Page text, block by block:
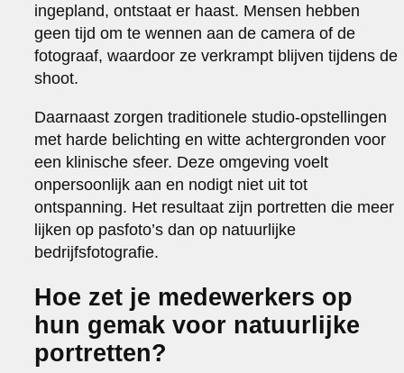
ingepland, ontstaat er haast. Mensen hebben
geen tijd om te wennen aan de camera of de
fotograaf, waardoor ze verkrampt blijven tijdens de
shoot.
Daarnaast zorgen traditionele studio-opstellingen
met harde belichting en witte achtergronden voor
een klinische sfeer. Deze omgeving voelt
onpersoonlijk aan en nodigt niet uit tot
ontspanning. Het resultaat zijn portretten die meer
lijken op pasfoto’s dan op natuurlijke
bedrijfsfotografie.
Hoe zet je medewerkers op
hun gemak voor natuurlijke
portretten?